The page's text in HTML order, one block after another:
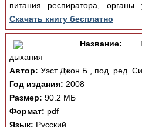
питания респиратора,
Скачать книгу бесплатно
Название:
дыхания
Автор: Уэст Джон Б., под. ред.
Год издания: 2008
Размер: 90.2 МБ
Формат: pdf
Язык: Русский